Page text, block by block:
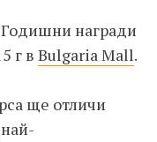
награди
г в Bulgaria Mall.
ще отличи